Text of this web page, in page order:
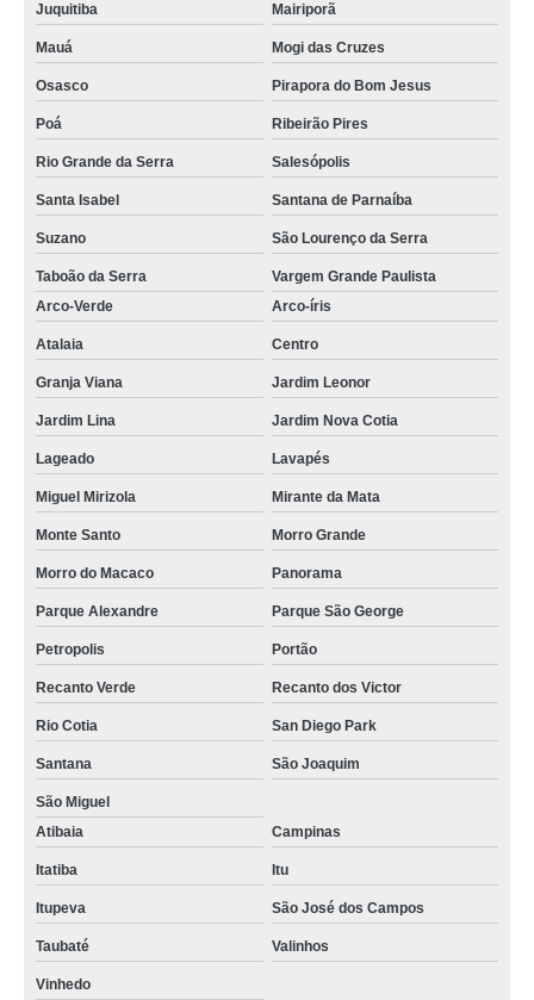
Juquitiba Mairiporã
Mauá Mogi das Cruzes
Osasco Pirapora do Bom Jesus
Poá Ribeirão Pires
Rio Grande da Serra Salesópolis
Santa Isabel Santana de Parnaíba
Suzano São Lourenço da Serra
Taboão da Serra
Vargem Grande Paulista
Arco-Verde
Arco-íris
Atalaia Centro
Granja Viana Jardim Leonor
Jardim Lina Jardim Nova Cotia
Lageado Lavapés
Miguel Mirizola Mirante da Mata
Monte Santo Morro Grande
Morro do Macaco Panorama
Parque Alexandre Parque São George
Petropolis Portão
Recanto Verde Recanto dos Victor
Rio Cotia San Diego Park
Santana São Joaquim
São Miguel
Atibaia
Campinas
Itatiba Itu
Itupeva São José dos Campos
Taubaté Valinhos
Vinhedo